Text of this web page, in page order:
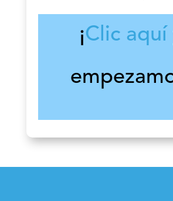
¡Clic aquí